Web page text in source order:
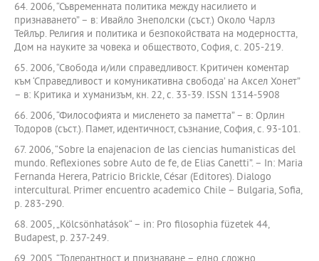
64. 2006, “Съвременната политика между насилието и
признаването” – в: Ивайло Знеполски (съст.) Около Чарлз
Тейлър. Религия и политика и безпокойствата на модерността,
Дом на науките за човека и обществото, София, с. 205-219.
65. 2006, “Свобода и/или справедливост. Критичен коментар
към ‘Справедливост и комуникативна свобода’ на Аксел Хонет”
– в: Критика и хуманизъм, кн. 22, с. 33-39. ISSN 1314-5908
66. 2006, “Философията и мисленето за паметта” – в: Орлин
Тодоров (съст.). Памет, идентичност, съзнание, София, с. 93-101.
67. 2006, “Sobre la enajenacion de las ciencias humanisticas del
mundo. Reflexiones sobre Auto de fe, de Elias Canetti”. – In: Maria
Fernanda Herera, Patricio Brickle, César (Editores). Dialogo
intercultural. Primer encuentro academico Chile – Bulgaria, Sofia,
p. 283-290.
68. 2005, „Kölcsönhatások“ – in: Pro filosophia füzetek 44,
Budapest, p. 237-249.